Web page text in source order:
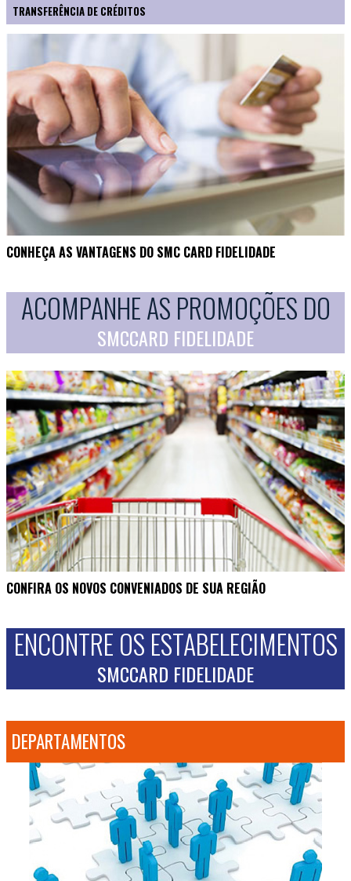
TRANSFERÊNCIA DE CRÉDITOS
CONHEÇA AS VANTAGENS DO SMC CARD FIDELIDADE
ACOMPANHE AS PROMOÇÕES DO
SMCCARD FIDELIDADE
CONFIRA OS NOVOS CONVENIADOS DE SUA REGIÃO
ENCONTRE OS ESTABELECIMENTOS
SMCCARD FIDELIDADE
DEPARTAMENTOS